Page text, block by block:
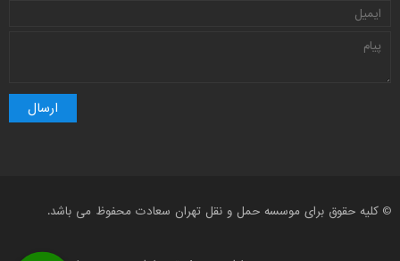
© کلیه حقوق برای موسسه حمل و نقل تهران سعادت محفوظ می باشد.